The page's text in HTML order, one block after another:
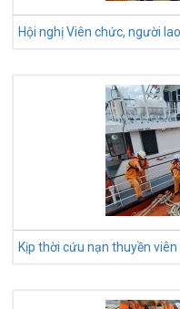
Hội nghị Viên chức, người
Kịp thời cứu nạn thuyền viên